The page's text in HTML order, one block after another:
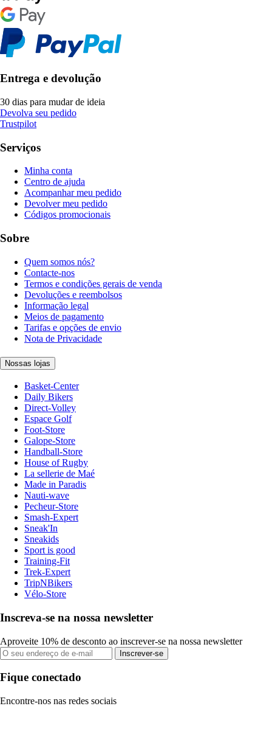
Entrega e devolução
30 dias para mudar de ideia
Devolva seu pedido
Trustpilot
Serviços
Minha conta
Centro de ajuda
Acompanhar meu pedido
Devolver meu pedido
Códigos promocionais
Sobre
Quem somos nós?
Contacte-nos
Termos e condições gerais de venda
Devoluções e reembolsos
Informação legal
Meios de pagamento
Tarifas e opções de envio
Nota de Privacidade
Nossas lojas
Basket-Center
Daily Bikers
Direct-Volley
Espace Golf
Foot-Store
Galope-Store
Handball-Store
House of Rugby
La sellerie de Maé
Made in Paradis
Nauti-wave
Pecheur-Store
Smash-Expert
Sneak'In
Sneakids
Sport is good
Training-Fit
Trek-Expert
TripNBikers
Vélo-Store
Inscreva-se na nossa newsletter
Aproveite 10% de desconto ao inscrever-se na nossa newsletter
Inscrever-se
Fique conectado
Encontre-nos nas redes sociais